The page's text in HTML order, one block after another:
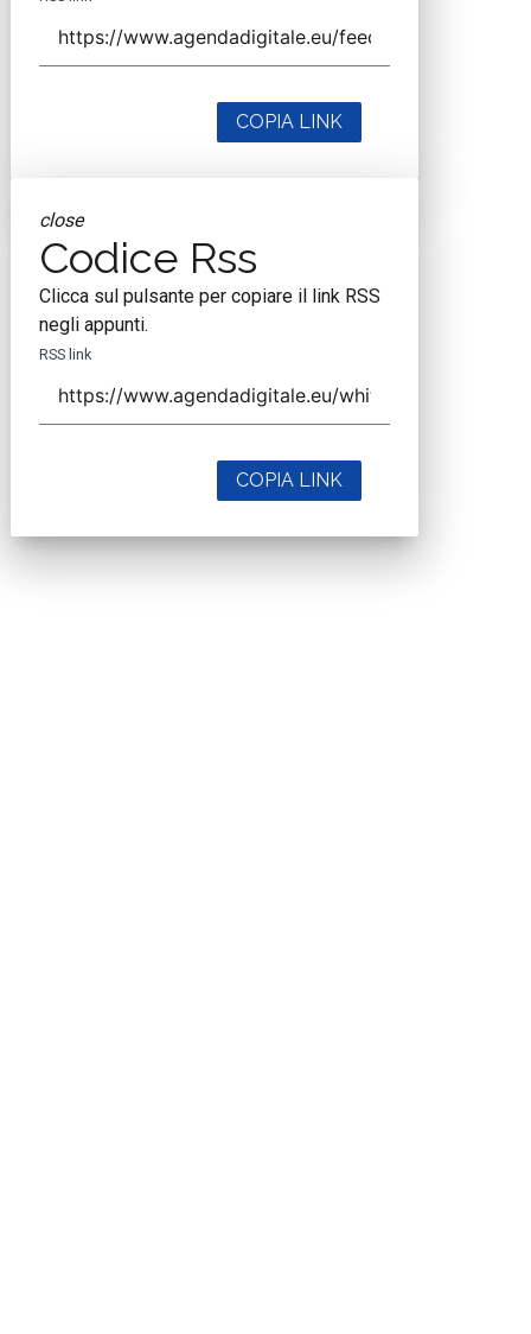
COPIA LINK
close
Codice Rss
Clicca sul pulsante per copiare il link RSS
negli appunti.
RSS link
COPIA LINK